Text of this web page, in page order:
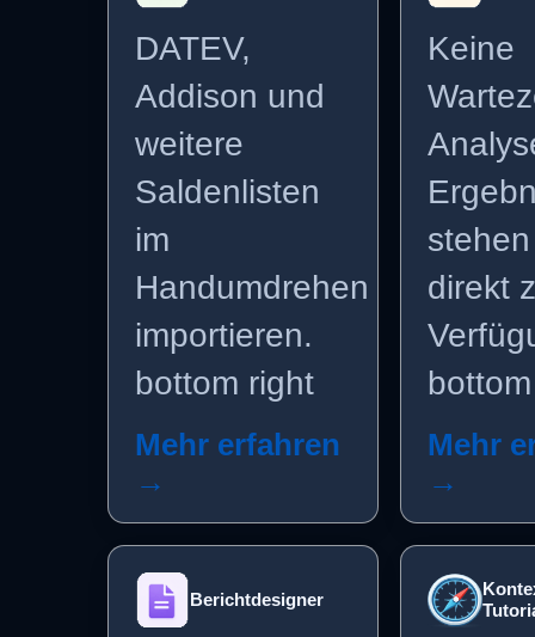
DATEV,
Addison und
weitere
Saldenlisten
im
Handumdrehen
importieren.
bottom right
Mehr erfahren
→
Keine
direkt
Mehr
→
Berichtdesigner